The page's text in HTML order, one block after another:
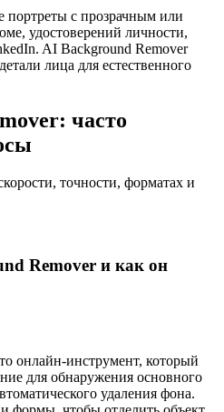
портреты с прозрачным или
удостоверений личности,
AI Background Remover
лица для естественного
часто
точности, форматах и
Remover и как он
онлайн-инструмент, который
для обнаружения основного
удаления фона.